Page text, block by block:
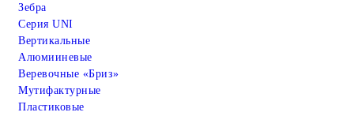
Зебра
Серия UNI
Вертикальные
Алюмииневые
Веревочные «Бриз»
Мутифактурные
Пластиковые